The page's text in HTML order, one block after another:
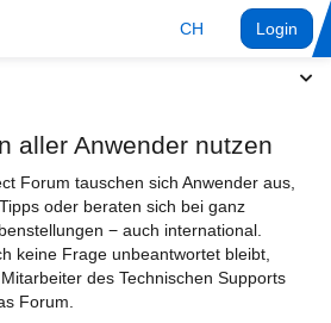
CH Login
aller Anwender nutzen
Forum tauschen sich Anwender aus,
oder beraten sich bei ganz
− auch international.
keine Frage unbeantwortet bleibt,
des Technischen Supports
Forum.